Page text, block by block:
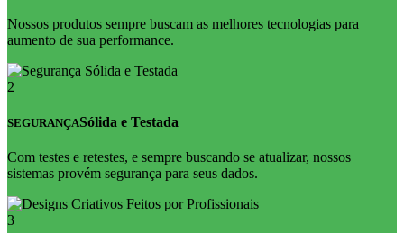
Nossos produtos sempre buscam as melhores tecnologias para
aumento de sua performance.
2
SEGURANÇASólida e Testada
Com testes e retestes, e sempre buscando se atualizar, nossos
sistemas provém segurança para seus dados.
3